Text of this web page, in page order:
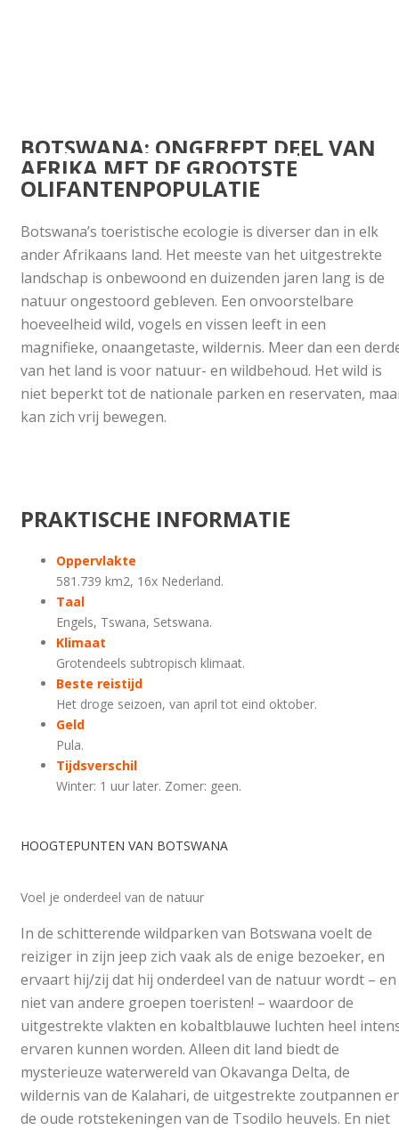
BOTSWANA: ONGEREPT DEEL VAN
AFRIKA MET DE GROOTSTE
OLIFANTENPOPULATIE
Botswana’s toeristische ecologie is diverser dan in elk
ander Afrikaans land. Het meeste van het uitgestrekte
landschap is onbewoond en duizenden jaren lang is de
natuur ongestoord gebleven. Een onvoorstelbare
hoeveelheid wild, vogels en vissen leeft in een
magnifieke, onaangetaste, wildernis. Meer dan een
van het land is voor natuur- en wildbehoud. Het wild is
niet beperkt tot de nationale parken en reservaten,
kan zich vrij bewegen.
PRAKTISCHE INFORMATIE
Oppervlakte
581.739 km2, 16x Nederland.
Taal
Engels, Tswana, Setswana.
Klimaat
Grotendeels subtropisch klimaat.
Beste reistijd
Het droge seizoen, van april tot eind oktober.
Geld
Pula.
Tijdsverschil
Winter: 1 uur later. Zomer: geen.
HOOGTEPUNTEN VAN BOTSWANA
Voel je onderdeel van de natuur
In de schitterende wildparken van Botswana voelt de
reiziger in zijn jeep zich vaak als de enige bezoeker, en
ervaart hij/zij dat hij onderdeel van de natuur wordt – en
niet van andere groepen toeristen! – waardoor de
uitgestrekte vlakten en kobaltblauwe luchten heel
ervaren kunnen worden. Alleen dit land biedt de
mysterieuze waterwereld van Okavanga Delta, de
wildernis van de Kalahari, de uitgestrekte zoutpannen
de oude rotstekeningen van de Tsodilo heuvels. En niet